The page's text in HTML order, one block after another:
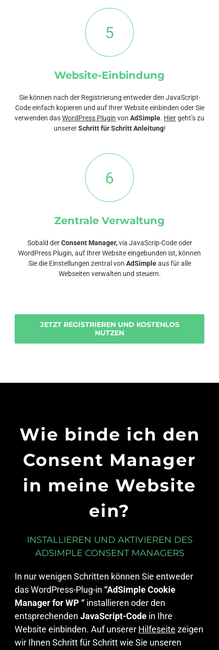
5
Website-Einbindung
Sie können nach der Registrierung entweder den JavaScript-
Code einfach kopieren und auf Ihrer Website einbinden oder Sie
verwenden dasWordPress Plugin von AdSimple. Hiergeht’s zu
unsererSchritt für Schritt Anleitung!
6
Zentrale Verwaltung
Sobald derConsent Manager,via JavaScrip-Code oder
WordPress Plugin, auf Ihrer Website eingebunden ist, können
Sie die Einstellungen zentral von AdSimpleaus für alle
Webseiten verwalten und steuern.
JETZT REGISTRIEREN UND KOSTENLOS
NUTZEN
Wie binde ich den
Consent Manager
in meine Website
ein?
INSTALLIEREN UND AKTIVIEREN DES
ADSIMPLE CONSENT MANAGERS
In nur wenigen Schritten können Sie entweder
das WordPress-Plug-in “AdSimple Cookie
Manager for WP “ installieren oder den
entsprechenden JavaScript-Code in Ihre
Website einbinden. Auf unserer Hilfeseite zeigen
wir Ihnen Schritt für Schritt wie Sie unseren